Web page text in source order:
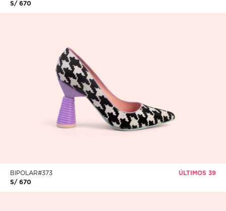
BIPOLAR#373
S/ 670
ÚLTIMOS 39